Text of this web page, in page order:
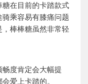
在目前的卡踏款式
乘容易有膝痛问题
棒棒糖虽然非常轻
度肯定会大幅提
爱上卡踏的。